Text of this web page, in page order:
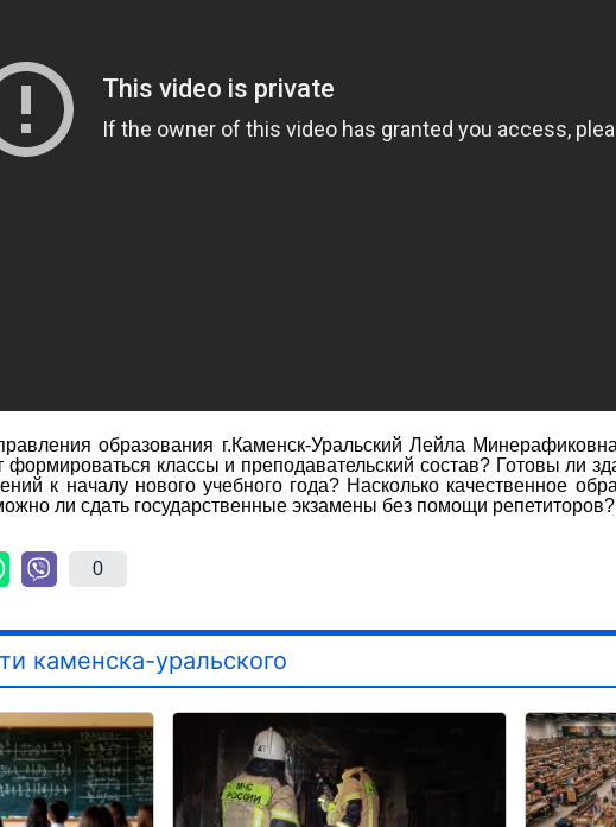
образования г.Каменск-Уральский Лейла
классы и преподавательский состав? Готовы ли
к началу нового учебного года? Насколько качественное
ли сдать государственные экзамены без помощи репетиторов?
0
каменска-уральского